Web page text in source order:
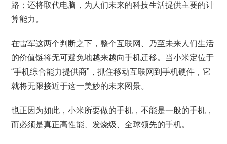
路；还将取代电脑，为人们未来的科技生活提供主要的计
算能力。
在雷军这两个判断之下，整个互联网、乃至未来人们生活
的价值链将无可避免地越来越向手机迁移。当小米定位于
“手机综合能力提供商”，抓住移动互联网到手机硬件，它
就将无限接近于这一美妙的未来图景。
也正因为如此，小米所要做的手机，不能是一般的手机，
而必须是真正高性能、发烧级、全球领先的手机。